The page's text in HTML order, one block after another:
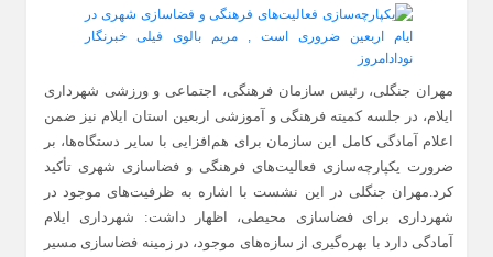
مهران جنگلی، رئیس سازمان فرهنگی، اجتماعی و ورزشی شهرداری
ایلام، در جلسه کمیته فرهنگی و آموزشی اربعین استان ایلام نیز ضمن
اعلام آمادگی کامل این سازمان برای هم‌افزایی با سایر دستگاه‌ها، بر
ضرورت یکپارچه‌سازی فعالیت‌های فرهنگی و فضاسازی شهری تأکید
کرد.مهران جنگلی در این نشست با اشاره به ظرفیت‌های موجود در
شهرداری برای فضاسازی محیطی، اظهار داشت: شهرداری ایلام
آمادگی دارد با بهره‌گیری از سازه‌های موجود، در زمینه فضاسازی مسیر